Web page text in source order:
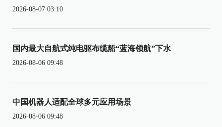
2026-08-07 03:10
国内最大自航式纯电驱布缆船“蓝海领航”下水
2026-08-06 09:48
中国机器人适配全球多元应用场景
2026-08-06 09:48